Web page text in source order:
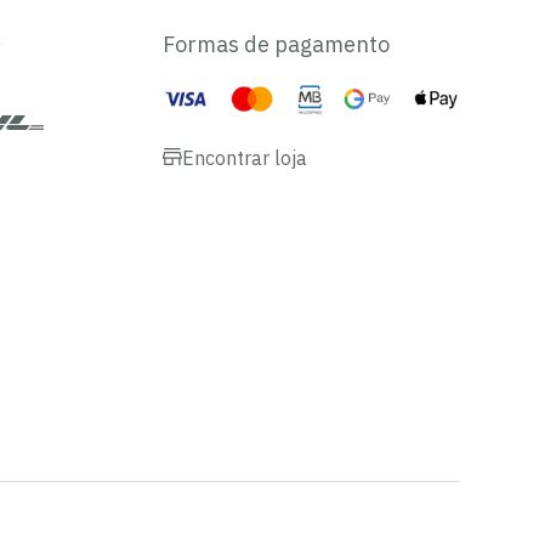
Formas de pagamento
Encontrar loja